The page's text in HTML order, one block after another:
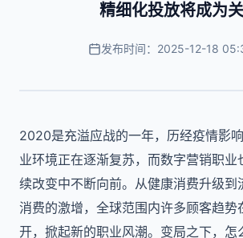
精细化投放将成为
发布时间：2025-12-18
2020是充溢应战的一年，历经疫情影
业环境正在逐渐复苏，而数字营销职业
续改变中不断向前。从健康消费升级到
消费的激增，全球范围内许多顾客趋势
开，掀起新的职业风潮。变局之下，怎